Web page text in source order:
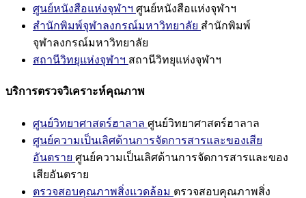
ศูนย์หนังสือแห่งจุฬาฯ ศูนย์หนังสือแห่งจุฬาฯ
สำนักพิมพ์จุฬาลงกรณ์มหาวิทยาลัย สำนักพิมพ์
จุฬาลงกรณ์มหาวิทยาลัย
สถานีวิทยุแห่งจุฬาฯ สถานีวิทยุแห่งจุฬาฯ
บริการตรวจวิเคราะห์คุณภาพ
ศูนย์วิทยาศาสตร์ฮาลาล ศูนย์วิทยาศาสตร์ฮาลาล
ศูนย์ความเป็นเลิศด้านการจัดการสารและของเสีย
อันตราย ศูนย์ความเป็นเลิศด้านการจัดการสารและของ
เสียอันตราย
ตรวจสอบคุณภาพสิ่งแวดล้อม ตรวจสอบคุณภาพสิ่ง